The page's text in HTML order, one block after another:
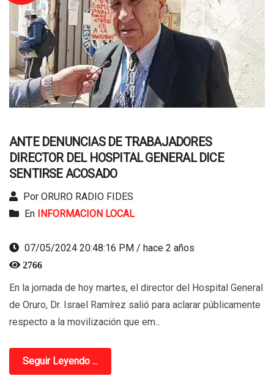
ANTE DENUNCIAS DE TRABAJADORES
DIRECTOR DEL HOSPITAL GENERAL DICE
SENTIRSE ACOSADO
Por ORURO RADIO FIDES
En INFORMACION LOCAL
07/05/2024 20:48:16 PM / hace 2 años
2766
En la jornada de hoy martes, el director del Hospital General
de Oruro, Dr. Israel Ramírez salió para aclarar públicamente
respecto a la movilización que em...
Seguir Leyendo ...